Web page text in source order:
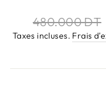
Prix
régulier
480.000 DT
Taxes incluses. Frais